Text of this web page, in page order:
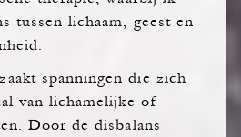
tussen lichaam, geest en
spanningen die zich
van lichamelijke of
Door de disbalans